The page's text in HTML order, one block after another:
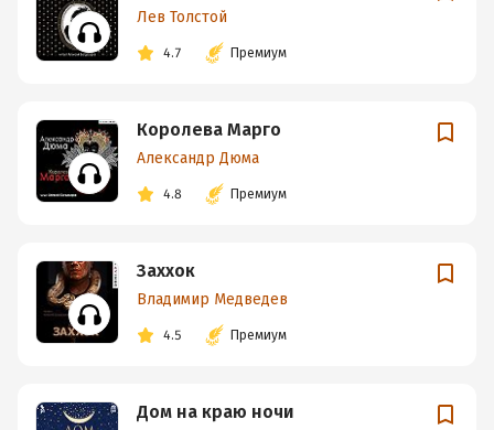
Лев Толстой
4.7 Премиум
Королева Марго
Александр Дюма
4.8 Премиум
Заххок
Владимир Медведев
4.5 Премиум
Дом на краю ночи